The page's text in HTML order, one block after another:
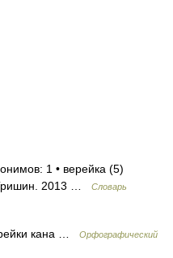
1 • верейка (5)
2013 …
Словарь
кана …
Орфографический